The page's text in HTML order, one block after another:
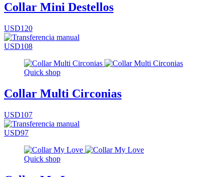
Collar Mini Destellos
USD120
USD108
Quick shop
Collar Multi Circonias
USD107
USD97
Quick shop